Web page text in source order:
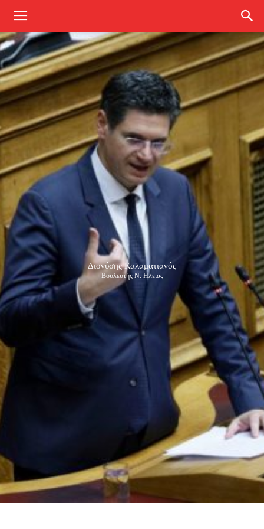
Διονύσης Καλαματιανός
Βουλευτής Ν. Ηλείας